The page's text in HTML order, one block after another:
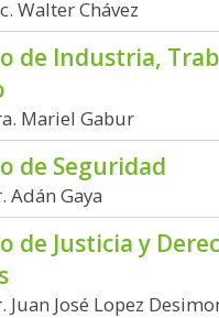
Walter Chávez
de Industria,
Mariel Gabur
de Seguridad
Adán Gaya
de Justicia y
José Lopez